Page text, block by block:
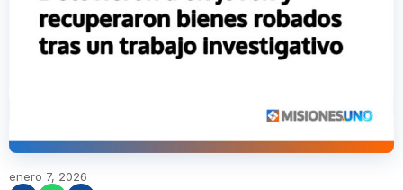
enero 7, 2026